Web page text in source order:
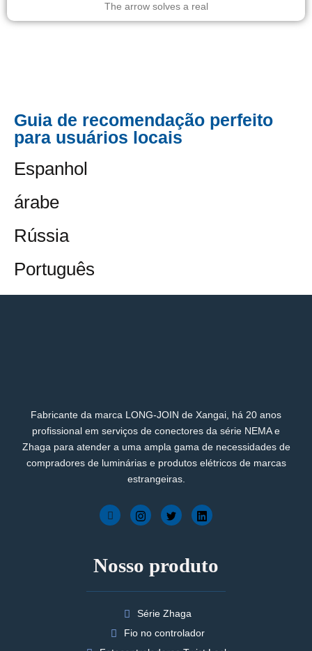
The arrow solves a real
Guia de recomendação perfeito
para usuários locais
Espanhol
árabe
Rússia
Português
Fabricante da marca LONG-JOIN de Xangai, há 20 anos
profissional em serviços de conectores da série NEMA e
Zhaga para atender a uma ampla gama de necessidades de
compradores de luminárias e produtos elétricos de marcas
estrangeiras.
Nosso produto
Série Zhaga
Fio no controlador